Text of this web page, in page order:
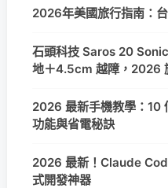
2026年美國旅行指南：
石頭科技 Saros 20
地＋4.5cm 越障，2026
2026 最新手機教學：10
功能與省電秘訣
2026 最新！Claude
式開發神器